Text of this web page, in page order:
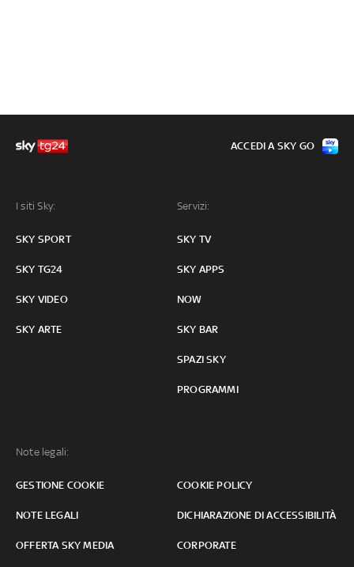
I siti Sky:
SKY SPORT
SKY TG24
SKY VIDEO
SKY ARTE
Servizi:
SKY TV
SKY APPS
NOW
SKY BAR
SPAZI SKY
PROGRAMMI
Note legali:
GESTIONE COOKIE COOKIE POLICY
NOTE LEGALI DICHIARAZIONE DI ACCESSIBILITÀ
OFFERTA SKY MEDIA CORPORATE
ACCEDI A SKY GO